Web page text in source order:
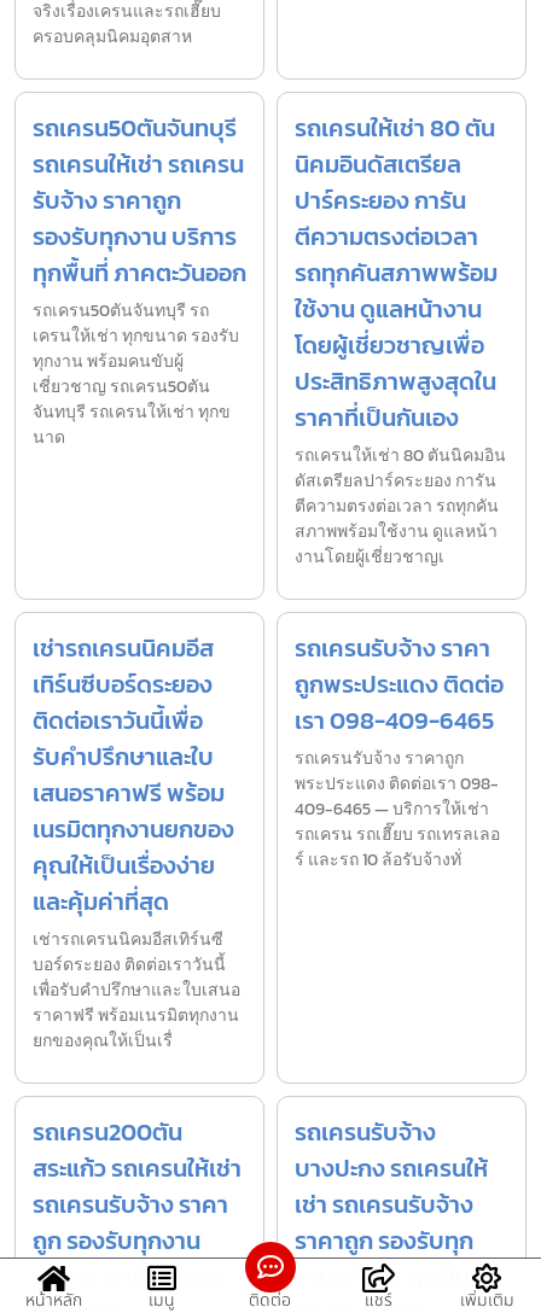
จริงเรื่องเครนและรถเฮี๊ยบ
ครอบคลุมนิคมอุตสาห
รถเครน50ตันจันทบุรี
รถเครนให้เช่า รถเครน
รับจ้าง ราคาถูก
รองรับทุกงาน บริการ
ทุกพื้นที่ ภาคตะวันออก
รถเครน50ตันจันทบุรี รถ
เครนให้เช่า ทุกขนาด รองรับ
ทุกงาน พร้อมคนขับผู้
เชี่ยวชาญ รถเครน50ตัน
จันทบุรี รถเครนให้เช่า ทุกข
นาด
รถเครนให้เช่า 80 ตัน
นิคมอินดัสเตรียล
ปาร์คระยอง การัน
ตีความตรงต่อเวลา
รถทุกคันสภาพพร้อม
ใช้งาน ดูแลหน้างาน
โดยผู้เชี่ยวชาญเพื่อ
ประสิทธิภาพสูงสุดใน
ราคาที่เป็นกันเอง
รถเครนให้เช่า 80 ตันนิคมอิน
ดัสเตรียลปาร์คระยอง การัน
ตีความตรงต่อเวลา รถทุกคัน
สภาพพร้อมใช้งาน ดูแลหน้า
งานโดยผู้เชี่ยวชาญเ
เช่ารถเครนนิคมอีส
เทิร์นซีบอร์ดระยอง
ติดต่อเราวันนี้เพื่อ
รับคำปรึกษาและใบ
เสนอราคาฟรี พร้อม
เนรมิตทุกงานยกของ
คุณให้เป็นเรื่องง่าย
และคุ้มค่าที่สุด
เช่ารถเครนนิคมอีสเทิร์นซี
บอร์ดระยอง ติดต่อเราวันนี้
เพื่อรับคำปรึกษาและใบเสนอ
ราคาฟรี พร้อมเนรมิตทุกงาน
ยกของคุณให้เป็นเรื่
รถเครนรับจ้าง ราคา
ถูกพระประแดง ติดต่อ
เรา 098-409-6465
รถเครนรับจ้าง ราคาถูก
พระประแดง ติดต่อเรา 098-
409-6465 — บริการให้เช่า
รถเครน รถเฮี๊ยบ รถเทรลเลอ
ร์ และรถ 10 ล้อรับจ้างทั่
รถเครน200ตัน
สระแก้ว รถเครนให้เช่า
รถเครนรับจ้าง ราคา
ถูก รองรับทุกงาน
บริการ ทุกพื้นที่ ภาค
รถเครนรับจ้าง
บางปะกง รถเครนให้
เช่า รถเครนรับจ้าง
ราคาถูก รองรับทุก
งาน บริการ ทุกพื้นที่
หน้าหลัก เมนู ติดต่อ แชร์ เพิ่มเติม